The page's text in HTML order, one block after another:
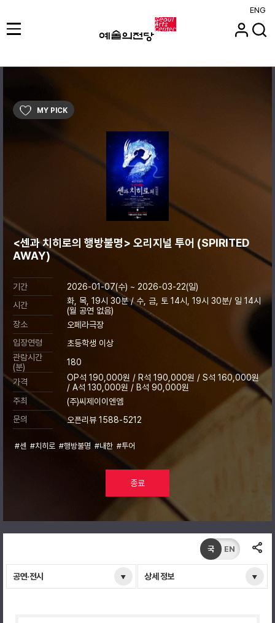
ENG
MY PICK
<센과 치히로의 행방불명> 오리지널 투어 (SPIRITED
AWAY)
기간
2026-01-07(수) ~ 2026-03-22(일)
시간
화, 목, 19시 30분 / 수, 금, 토 14시, 19시 30분/ 일 14시
(월 공연 없음)
장소
오페라극장
입장연령
초등학생 이상
관람시간
(분)
180
가격
OP석 190,000원 / R석 190,000원 / S석 160,000원
/ A석 130,000원 / B석 90,000원
주최
(주)씨제이이엔엠
문의
오픈리뷰 1588-5212
#센 #치히로 #행방불명 #내한 #투어
종료
공연·전시 상세 정보
국 EN